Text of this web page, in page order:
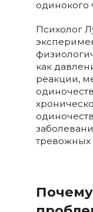
одинокого
Психолог
как
реакции,
тревожных